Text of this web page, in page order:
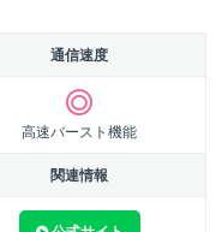
通信速度
高速バースト機能
関連情報